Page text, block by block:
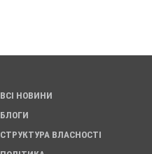
ВСІ НОВИНИ
БЛОГИ
СТРУКТУРА ВЛАСНОСТІ